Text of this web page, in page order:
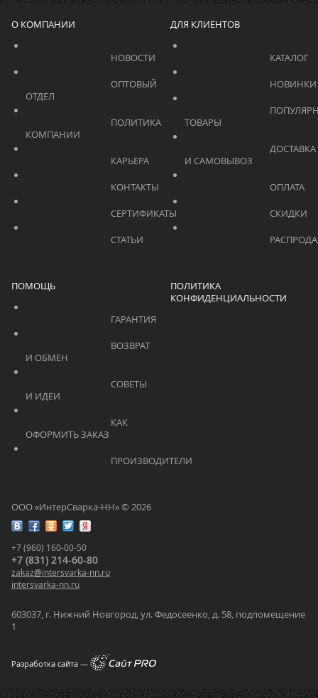
ООО «ИнтерСварка-НН» © 2026
+7 (960) 160-00-50
+7 (831) 214-60-80
zakaz@intersvarka-nn.ru
intersvarka-nn.ru
603037, г. Нижний Новгород, ул. Федосеенко, д. 58, подпомещение
1
Разработка сайта —
О КОМПАНИИ
			    		КАРЬЕРА
ДЛЯ КЛИЕНТОВ
ПОМОЩЬ
ПОЛИТИКА
КОНФИДЕНЦИАЛЬНОСТИ